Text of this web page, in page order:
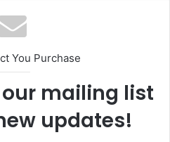
You Purchase
mailing list
updates!